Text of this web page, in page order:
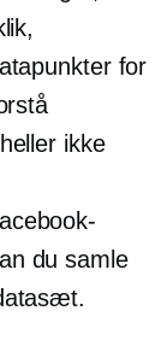
for
ikke
du samle